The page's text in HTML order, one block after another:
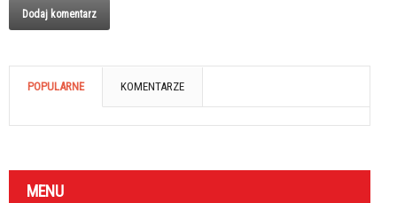
POPULARNE KOMENTARZE
MENU